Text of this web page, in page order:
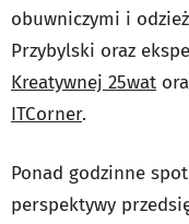
obuwniczymi i
Przybylski oraz
Kreatywnej 25wat
ITCorner.
Ponad godzinne
perspektywy